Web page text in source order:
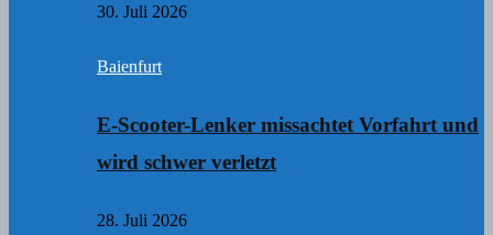
30. Juli 2026
Baienfurt
E-Scooter-Lenker missachtet Vorfahrt und
wird schwer verletzt
28. Juli 2026